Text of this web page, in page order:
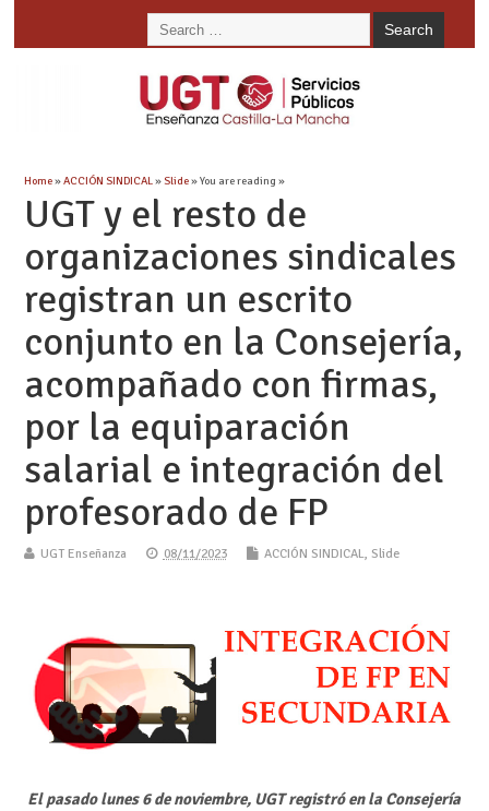
Home»ACCIÓN SINDICAL»Slide» You are reading »
UGT y el resto de
organizaciones sindicales
registran un escrito
conjunto en la Consejería,
acompañado con firmas,
por la equiparación
salarial e integración del
profesorado de FP
UGT Enseñanza 08/11/2023 ACCIÓN SINDICAL, Slide
El pasado lunes 6 de noviembre, UGT registró en la Consejería